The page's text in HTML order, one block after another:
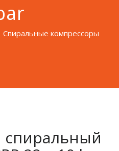
Спиральные компрессоры
спиральный